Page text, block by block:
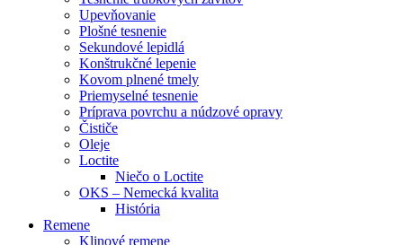
Upevňovanie
Plošné tesnenie
Sekundové lepidlá
Konštrukčné lepenie
Kovom plnené tmely
Priemyselné tesnenie
Príprava povrchu a núdzové opravy
Čističe
Oleje
Loctite
Niečo o Loctite
OKS – Nemecká kvalita
História
Remene
Klinové remene